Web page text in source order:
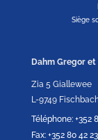
Siège
Dahm Gregor
Zia 5 Giallewee
L-9749
Téléphone: +352
Fax: +352 80 42 23